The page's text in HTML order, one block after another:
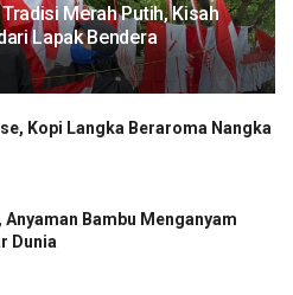
Merah Putih, Kisah
Lapak Bendera
Kopi Langka Beraroma Nangka
Anyaman Bambu Menganyam
Dunia